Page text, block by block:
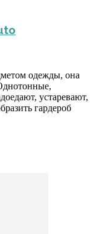
одежды, она
устаревают,
гардероб